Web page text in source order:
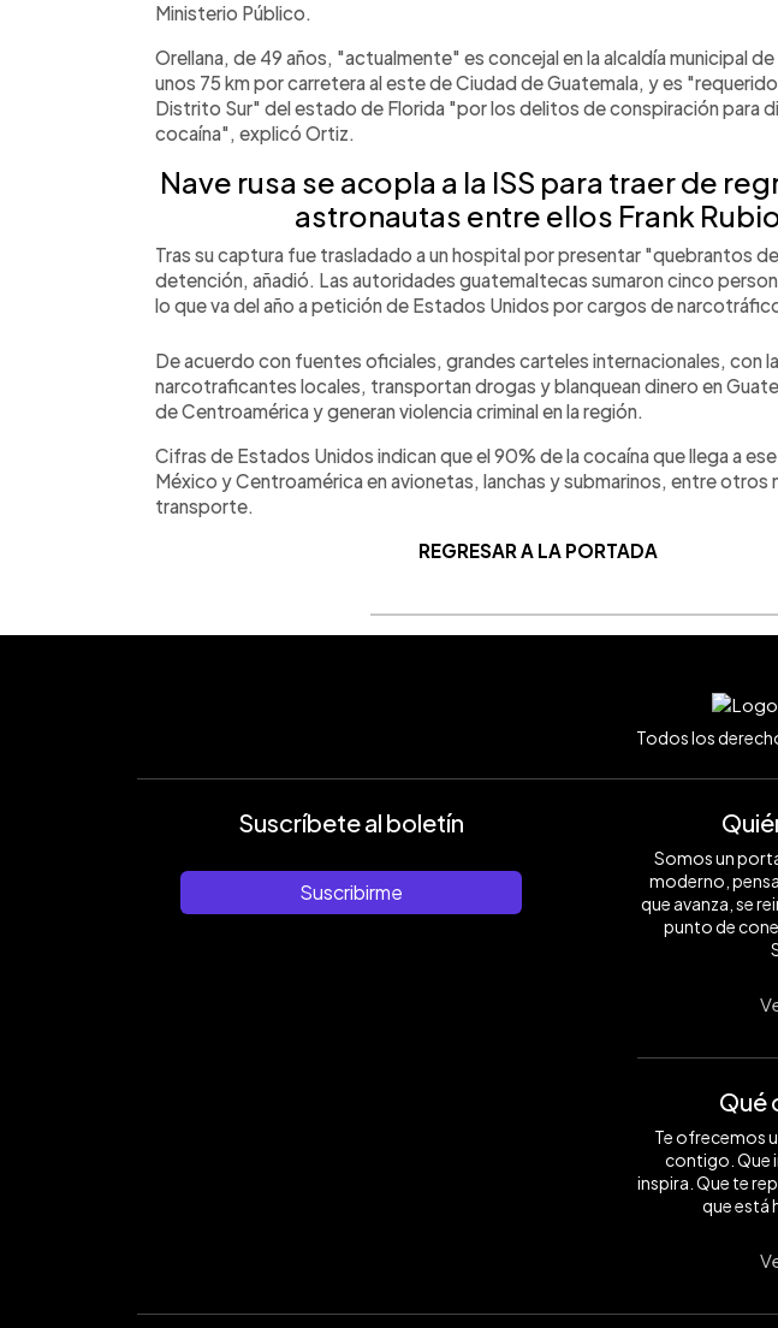
Ministerio Público.
Orellana, de 49 años, "actualmente" es concejal en la alcaldía municipal
unos 75 km por carretera al este de Ciudad de Guatemala, y es
Distrito Sur" del estado de Florida "por los delitos de conspiración para
cocaína", explicó Ortiz.
Nave rusa se acopla a la ISS para traer de
astronautas entre ellos Frank
Tras su captura fue trasladado a un hospital por presentar "quebrantos
detención, añadió. Las autoridades guatemaltecas sumaron cinco
lo que va del año a petición de Estados Unidos por cargos de
De acuerdo con fuentes oficiales, grandes carteles internacionales, con
narcotraficantes locales, transportan drogas y blanquean dinero en
de Centroamérica y generan violencia criminal en la región.
Cifras de Estados Unidos indican que el 90% de la cocaína que llega a
México y Centroamérica en avionetas, lanchas y submarinos, entre otros
transporte.
REGRESAR A LA PORTADA
Todos los
Suscríbete al boletín
Suscribirme
Somos un
moderno,
que avanza, se
punto de
Qué
Te ofrecemos
contigo. Que
inspira. Que te
que está